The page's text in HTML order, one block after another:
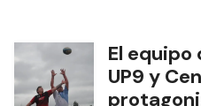
El equipo
UP9 y